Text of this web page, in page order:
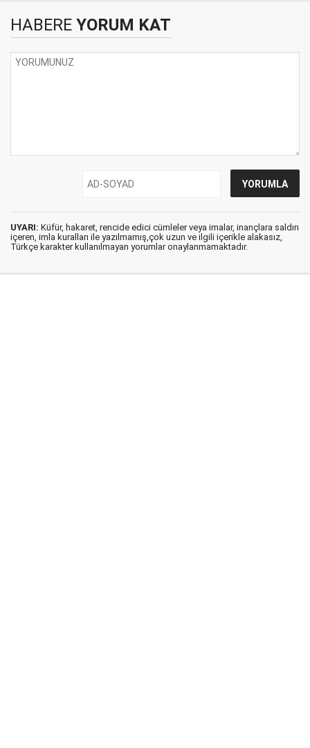
HABERE YORUM KAT
UYARI: Küfür, hakaret, rencide edici cümleler veya imalar, inançlara saldırı
içeren, imla kuralları ile yazılmamış,çok uzun ve ilgili içerikle alakasız,
Türkçe karakter kullanılmayan yorumlar onaylanmamaktadır.